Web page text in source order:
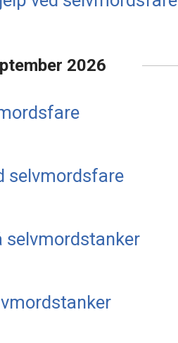
2026
selvmordsfare
selvmordstanker